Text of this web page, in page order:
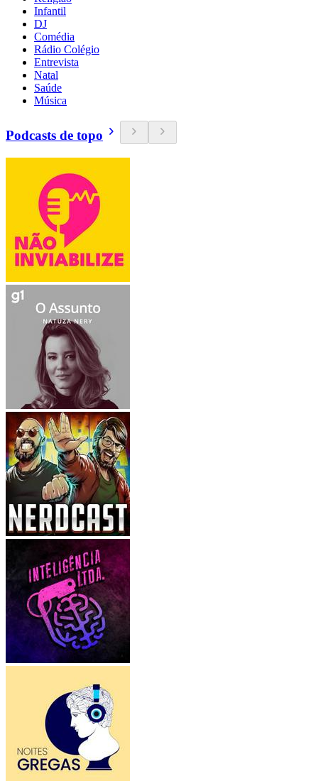
Infantil
DJ
Comédia
Rádio Colégio
Entrevista
Natal
Saúde
Música
Podcasts de topo